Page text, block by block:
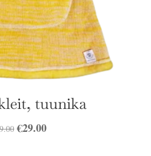
tuunika
Algne
€29.00Praegune